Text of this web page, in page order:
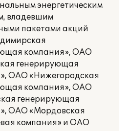
энергетическим
владевшим
пакетами акций
компания», ОАО
генерирующая
ОАО «Нижегородская
компания», ОАО
генерирующая
ОАО «Мордовская
компания» и ОАО